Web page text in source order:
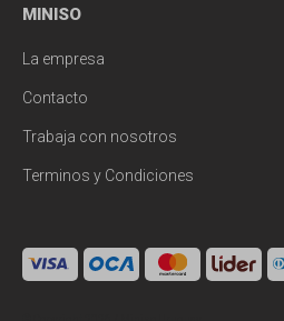
MINISO
La empresa
Contacto
Trabaja con nosotros
Terminos y Condiciones